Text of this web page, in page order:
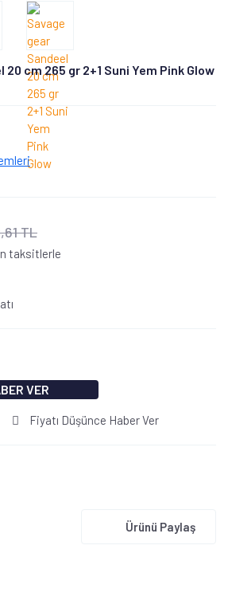
cm 265 gr 2+1 Suni Yem Pink Glow
TL
taksitlerle
VER
Fiyatı Düşünce Haber Ver
Ürünü Paylaş